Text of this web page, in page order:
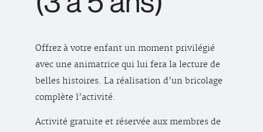
Offrez à votre enfant un moment privilégié
avec une animatrice qui lui fera la lecture de
belles histoires. La réalisation d’un bricolage
complète l’activité.
Activité gratuite et réservée aux membres de